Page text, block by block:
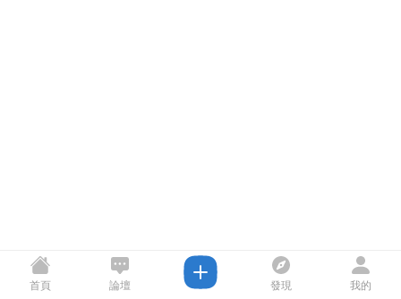
首頁 論壇 發現 我的